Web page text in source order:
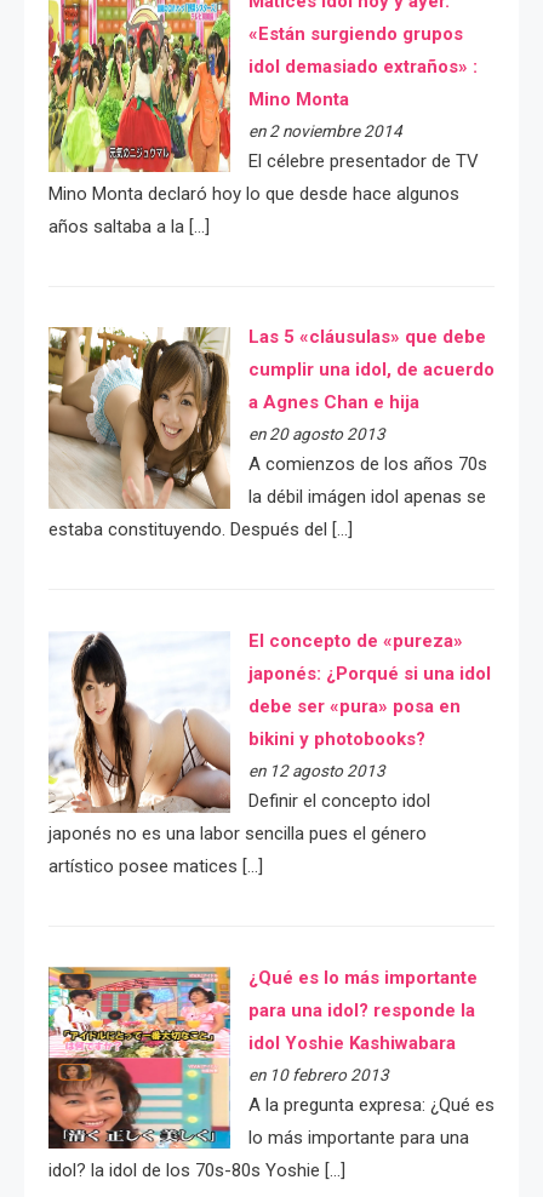
«Están surgiendo grupos
idol demasiado extraños» :
Mino Monta
en 2 noviembre 2014
El célebre presentador de TV
Mino Monta declaró hoy lo que desde hace algunos
años saltaba a la […]
Las 5 «cláusulas» que debe
cumplir una idol, de acuerdo
a Agnes Chan e hija
en 20 agosto 2013
A comienzos de los años 70s
la débil imágen idol apenas se
estaba constituyendo. Después del […]
El concepto de «pureza»
japonés: ¿Porqué si una idol
debe ser «pura» posa en
bikini y photobooks?
en 12 agosto 2013
Definir el concepto idol
japonés no es una labor sencilla pues el género
artístico posee matices […]
¿Qué es lo más importante
para una idol? responde la
idol Yoshie Kashiwabara
en 10 febrero 2013
A la pregunta expresa: ¿Qué es
lo más importante para una
idol? la idol de los 70s-80s Yoshie […]